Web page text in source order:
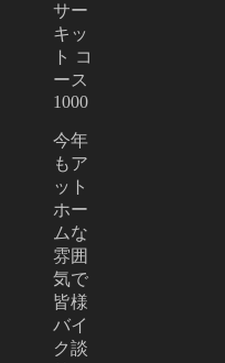
サー
キッ
ト コ
ース
1000
今年
もア
ット
ホー
ムな
雰囲
気で
皆様
バイ
ク談